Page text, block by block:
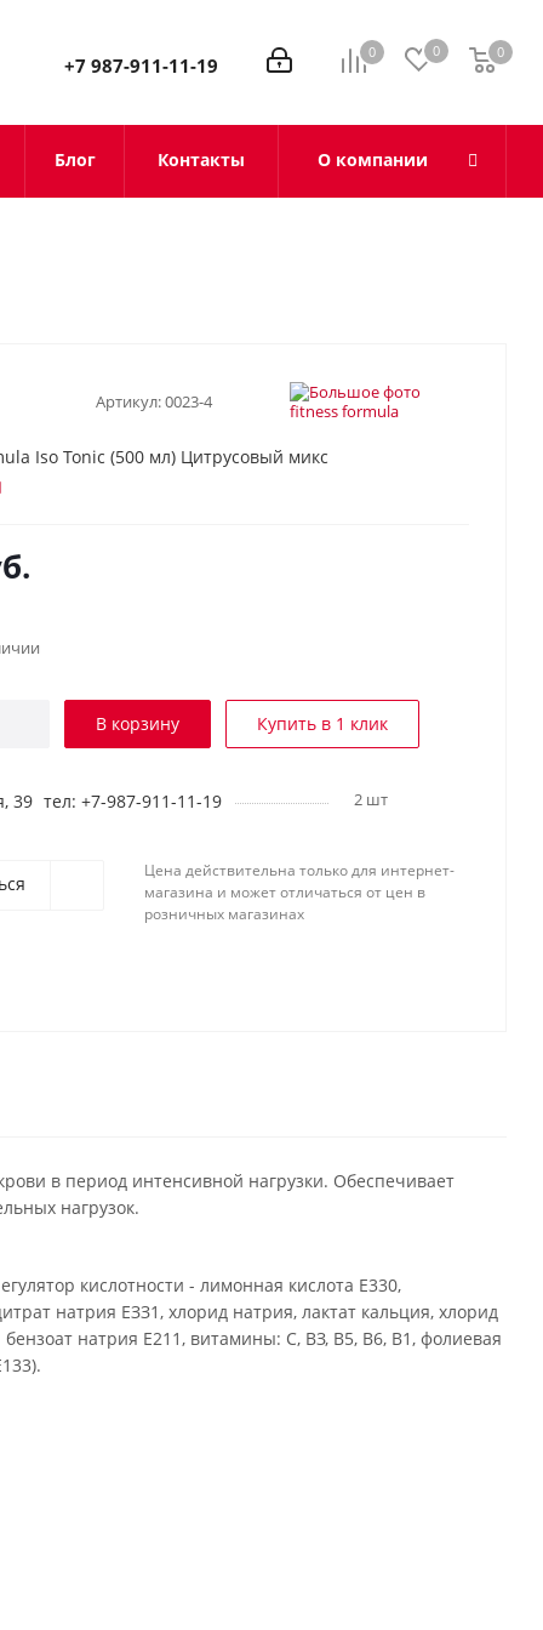
0 0 0
0
+7 987-911-11-19
Блог Контакты О компании
Артикул:0023-4
Iso Tonic (500 мл) Цитрусовый микс
В корзину Купить в 1 клик
39 тел: +7-987-911-11-19 2 шт
Цена действительна только для интернет-
магазина и может отличаться от цен в
розничных магазинах
в период интенсивной нагрузки. Обеспечивает
нагрузок.
кислотности - лимонная кислота Е330,
натрия ЕЗЗ1, хлорид натрия, лактат кальция, хлорид
натрия Е211, витамины: С, ВЗ, В5, В6, В1, фолиевая